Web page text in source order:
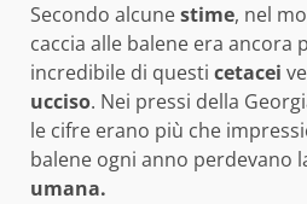
Secondo alcunestime, nel
caccia alle balene era ancora
incredibile di questi cetacei
ucciso. Nei pressi della
le cifre erano più che
balene ogni anno perdevano
umana.